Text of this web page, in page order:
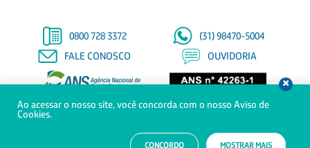
0800 728 3372
(31) 98470-5004
FALE CONOSCO
OUVIDORIA
© Copyright 2021 - Todos os direitos reservados à Saúde Petrobras
Aviso de Relatório Transparência
Ao acessar o nosso site, você concorda com o nosso Aviso de
Cookies.
CONCORDO MOSTRAR MAIS